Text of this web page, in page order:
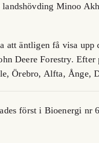
landshövding Minoo
att äntligen få visa upp
Deere Forestry.
Örebro, Alfta, Ånge,
först i Bioenergi nr